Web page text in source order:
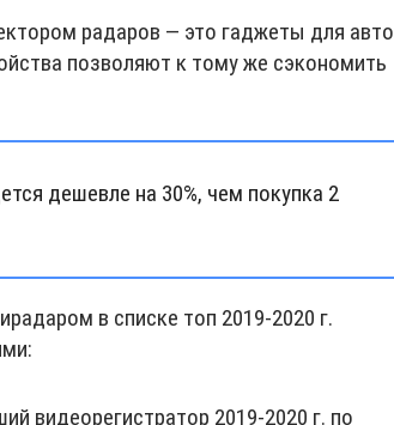
радаров — это гаджеты для авто
позволяют к тому же сэкономить
дешевле на 30%, чем покупка 2
в списке топ 2019-2020 г.
видеорегистратор 2019-2020 г. по